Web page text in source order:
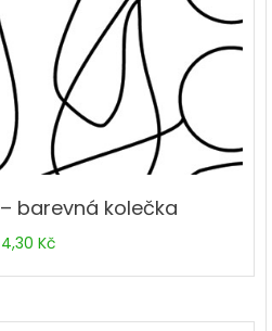
barevná kolečka
4,30Kč